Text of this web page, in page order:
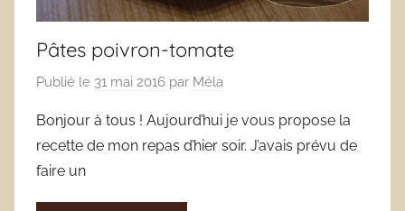
Pâtes poivron-tomate
Publié le 31 mai 2016 par Méla
Bonjour à tous ! Aujourd’hui je vous propose la
recette de mon repas d’hier soir. J’avais prévu de
faire un